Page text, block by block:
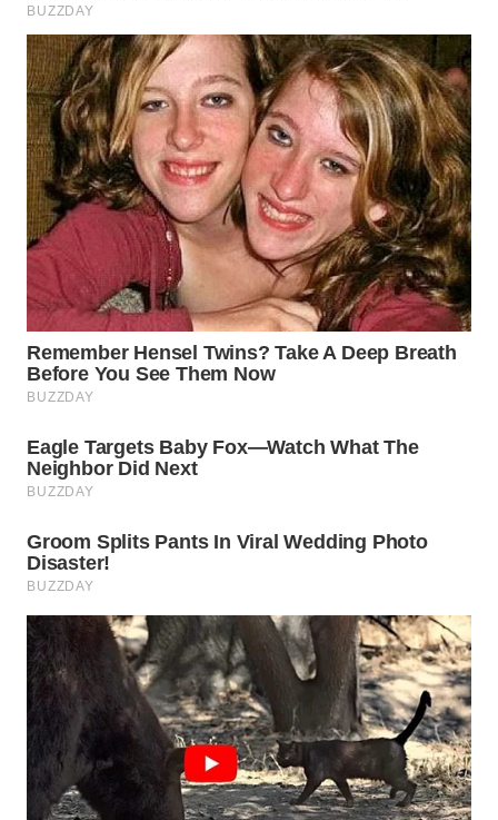
KEPULAUAN
SERIBU
WN
TANGERANG
WN
BINJAI
WN
CIREBON
INDRAMAYU
KUNINGAN
WN
SUBANG
WN
SUKABUMI
WN
PURWAKARTA